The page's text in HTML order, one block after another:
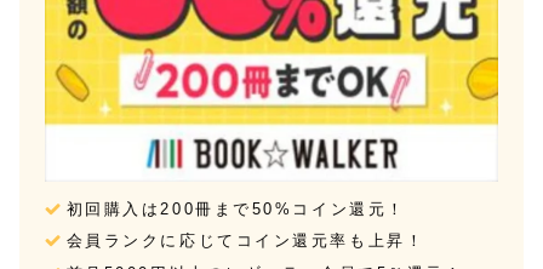
初回購入は200冊まで50%コイン還元！
会員ランクに応じてコイン還元率も上昇！